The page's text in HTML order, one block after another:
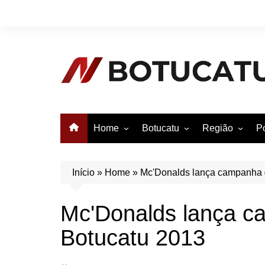
Home Botucatu
Conheça Botucatu!
Região
Bauru
Itatinga
Início » Home » Mc'Donalds lança
Mc'Donalds lança
Botucatu 2013